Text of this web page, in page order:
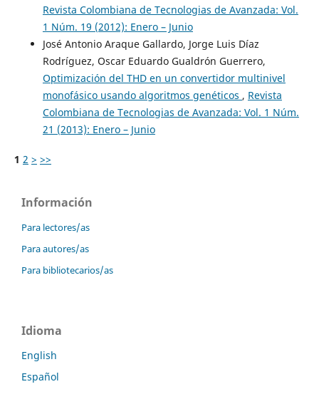
Revista Colombiana de Tecnologias de Avanzada: Vol.
1 Núm. 19 (2012): Enero – Junio
José Antonio Araque Gallardo, Jorge Luis Díaz
Rodríguez, Oscar Eduardo Gualdrón Guerrero,
Optimización del THD en un convertidor multinivel
monofásico usando algoritmos genéticos , Revista
Colombiana de Tecnologias de Avanzada: Vol. 1 Núm.
21 (2013): Enero – Junio
1 2 > >>
Información
Para lectores/as
Para autores/as
Para bibliotecarios/as
Idioma
English
Español